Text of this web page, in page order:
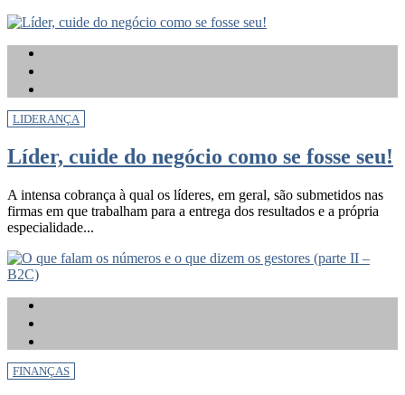
LIDERANÇA
Líder, cuide do negócio como se fosse seu!
A intensa cobrança à qual os líderes, em geral, são submetidos nas
firmas em que trabalham para a entrega dos resultados e a própria
especialidade...
FINANÇAS